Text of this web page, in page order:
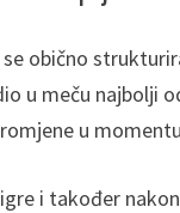
se obično
u meču najbolji
u
i također